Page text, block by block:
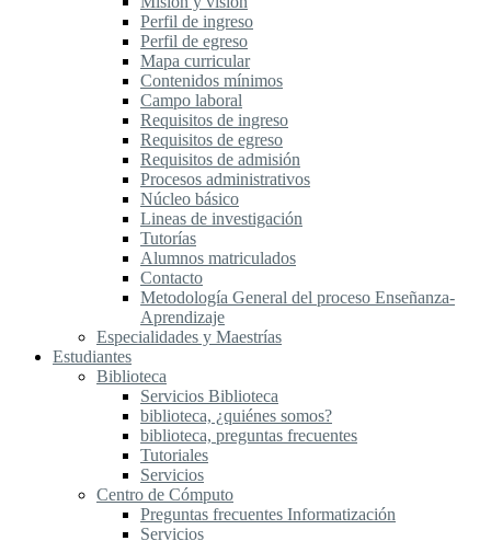
Perfil de ingreso
Perfil de egreso
Mapa curricular
Contenidos mínimos
Campo laboral
Requisitos de ingreso
Requisitos de egreso
Requisitos de admisión
Procesos administrativos
Núcleo básico
Lineas de investigación
Tutorías
Alumnos matriculados
Contacto
Metodología General del proceso Enseñanza-
Aprendizaje
Especialidades y Maestrías
Estudiantes
Biblioteca
Servicios Biblioteca
biblioteca, ¿quiénes somos?
biblioteca, preguntas frecuentes
Tutoriales
Servicios
Centro de Cómputo
Preguntas frecuentes Informatización
Servicios